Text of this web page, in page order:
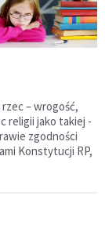
– wrogość,
religii jako takiej -
zgodności
Konstytucji RP,